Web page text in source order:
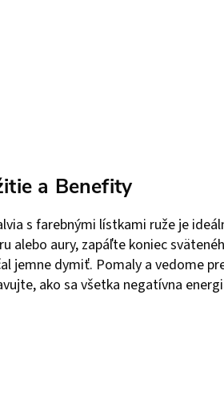
a Benefity
s farebnými lístkami ruže je
alebo aury, zapáľte koniec
jemne dymiť. Pomaly a vedome
ako sa všetka negatívna